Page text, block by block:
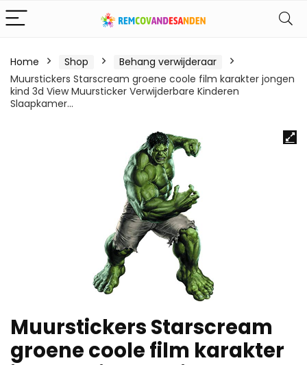
Home Shop
Behang verwijderaar
Muurstickers Starscream groene coole film karakter jongen
kind 3d View Muursticker Verwijderbare Kinderen
Slaapkamer…
Muurstickers Starscream
groene coole film karakter